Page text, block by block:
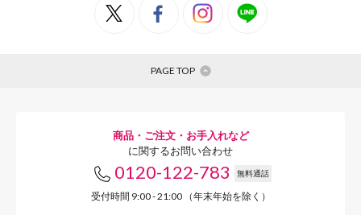
PAGE TOP
商品・ご注文・お手入れなど
に関するお問い合わせ
0120-122-783 無料通話
受付時間 9:00 - 21:00 （年末年始を除く）